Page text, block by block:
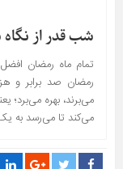
شب قدر از
تمام ماه رمضان
رمضان صد برابر و
مى‌برند، بهره
مى‌کند تا مى‌رسد